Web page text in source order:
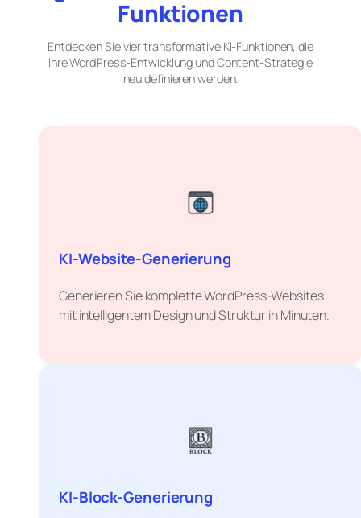
Funktionen
Entdecken Sie vier transformative KI-Funktionen, die
Ihre WordPress-Entwicklung und Content-Strategie
neu definieren werden.
KI-Website-Generierung
Generieren Sie komplette WordPress-Websites
mit intelligentem Design und Struktur in Minuten.
KI-Block-Generierung